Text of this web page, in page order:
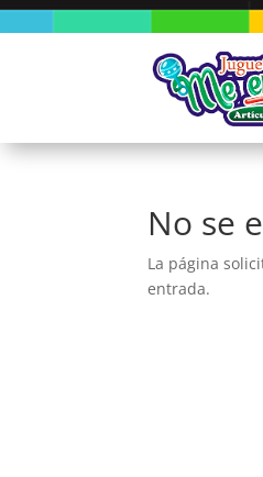
No se
La página
entrada.